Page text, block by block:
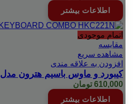
اطلاعات بیشتر
اتمام موجودی
مقایسه
مشاهده سریع
افزودن به علاقه مندی
کیبورد و ماوس باسیم هترون مدل HKC221
610,000 تومان
اطلاعات بیشتر